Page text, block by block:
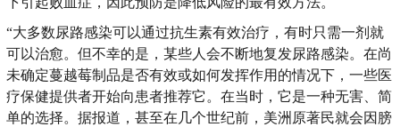
“大多数尿路感染可以通过抗生素有效治疗，有时只需一剂就
可以治愈。但不幸的是，某些人会不断地复发尿路感染。在尚
未确定蔓越莓制品是否有效或如何发挥作用的情况下，一些医
疗保健提供者开始向患者推荐它。在当时，它是一种无害、简
单的选择。据报道，甚至在几个世纪前，美洲原著民就会因膀